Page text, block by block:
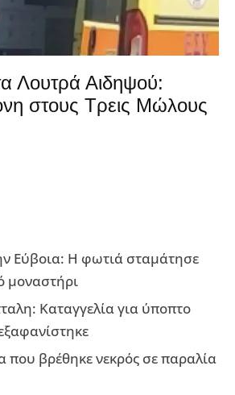
Λουτρά Αιδηψού:
στους Τρεις Μώλους
Εύβοια: Η φωτιά σταμάτησε
μοναστήρι
Καταγγελία για ύποπτο
που βρέθηκε νεκρός σε παραλία